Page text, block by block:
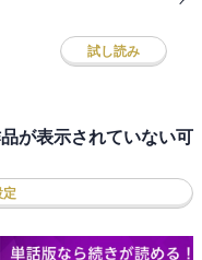
試し読み
が表示されていない可
定